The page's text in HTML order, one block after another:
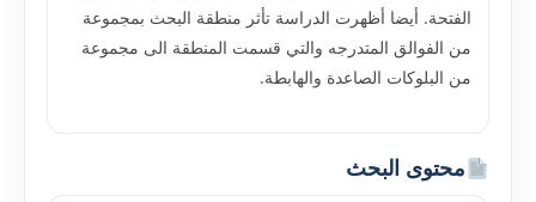
الفتحة. أيضا أظهرت الدراسة تأثر منطقة البحث بمجموعة
من الفوالق المتدرجه والتي قسمت المنطقة الى مجموعة
من البلوكات الصاعدة والهابطة.
محتوى البحث